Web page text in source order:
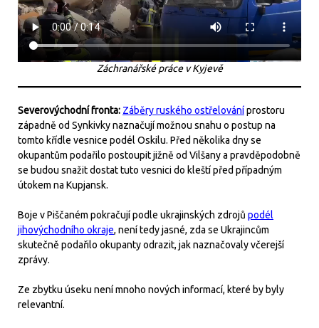
Záchranářské práce v Kyjevě
Severovýchodní fronta: Záběry ruského ostřelováníprostoru
západně od Synkivky naznačují možnou snahu o postup na
tomto křídle vesnice podél Oskilu. Před několika dny se
okupantům podařilo postoupit jižně od Vilšany a pravděpodobně
se budou snažit dostat tuto vesnici do kleští před případným
útokem na Kupjansk.
Boje v Piščaném pokračují podle ukrajinských zdrojů podél
jihovýchodního okraje, není tedy jasné, zda se Ukrajincům
skutečně podařilo okupanty odrazit, jak naznačovaly včerejší
zprávy.
Ze zbytku úseku není mnoho nových informací, které by byly
relevantní.